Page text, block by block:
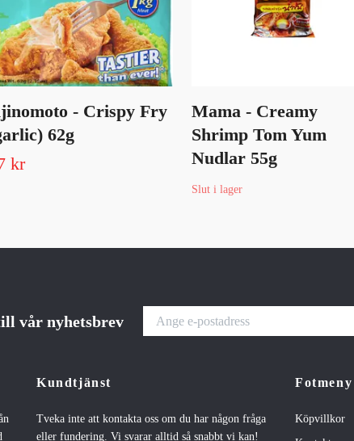
- Crispy Fry
62g
kr
Mama - Creamy
Shrimp Tom Yum
Nudlar 55g
Slut i lager
vår nyhetsbrev
Kundtjänst
Tveka inte att kontakta oss om du har någon fråga
eller fundering. Vi svarar alltid så snabbt vi kan!
Fotmeny
Köpvillkor